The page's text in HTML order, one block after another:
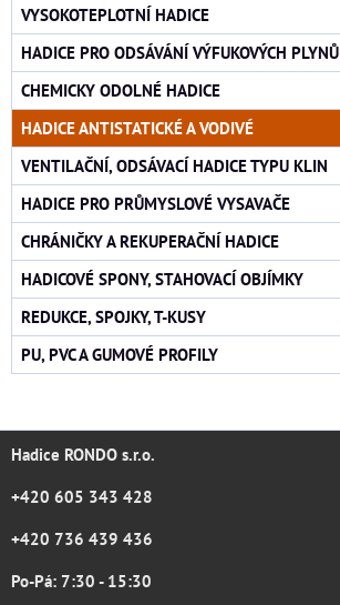
VYSOKOTEPLOTNÍ HADICE
HADICE PRO ODSÁVÁNÍ VÝFUKOVÝCH PLYNŮ
CHEMICKY ODOLNÉ HADICE
HADICE ANTISTATICKÉ A VODIVÉ
VENTILAČNÍ, ODSÁVACÍ HADICE TYPU KLIN
HADICE PRO PRŮMYSLOVÉ VYSAVAČE
CHRÁNIČKY A REKUPERAČNÍ HADICE
HADICOVÉ SPONY, STAHOVACÍ OBJÍMKY
REDUKCE, SPOJKY, T-KUSY
PU, PVC A GUMOVÉ PROFILY
Hadice RONDO s.r.o.
+420 605 343 428
+420 736 439 436
Po-Pá: 7:30 - 15:30